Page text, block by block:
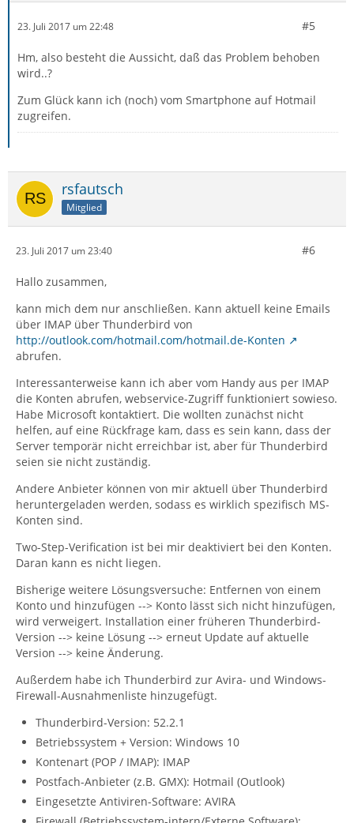
23. Juli 2017 um 22:48 #5
Hm, also besteht die Aussicht, daß das Problem behoben
wird..?
Zum Glück kann ich (noch) vom Smartphone auf Hotmail
zugreifen.
rsfautsch
Mitglied
23. Juli 2017 um 23:40 #6
Hallo zusammen,
kann mich dem nur anschließen. Kann aktuell keine Emails
über IMAP über Thunderbird von
http://outlook.com/hotmail.com/hotmail.de-Konten
abrufen.
Interessanterweise kann ich aber vom Handy aus per IMAP
die Konten abrufen, webservice-Zugriff funktioniert sowieso.
Habe Microsoft kontaktiert. Die wollten zunächst nicht
helfen, auf eine Rückfrage kam, dass es sein kann, dass der
Server temporär nicht erreichbar ist, aber für Thunderbird
seien sie nicht zuständig.
Andere Anbieter können von mir aktuell über Thunderbird
heruntergeladen werden, sodass es wirklich spezifisch MS-
Konten sind.
Two-Step-Verification ist bei mir deaktiviert bei den Konten.
Daran kann es nicht liegen.
Bisherige weitere Lösungsversuche: Entfernen von einem
Konto und hinzufügen --> Konto lässt sich nicht hinzufügen,
wird verweigert. Installation einer früheren Thunderbird-
Version --> keine Lösung --> erneut Update auf aktuelle
Version --> keine Änderung.
Außerdem habe ich Thunderbird zur Avira- und Windows-
Firewall-Ausnahmenliste hinzugefügt.
Thunderbird-Version: 52.2.1
Betriebssystem + Version: Windows 10
Kontenart (POP / IMAP): IMAP
Postfach-Anbieter (z.B. GMX): Hotmail (Outlook)
Eingesetzte Antiviren-Software: AVIRA